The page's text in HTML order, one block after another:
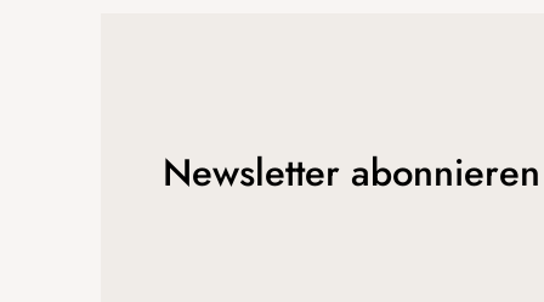
Newsletter abonnieren